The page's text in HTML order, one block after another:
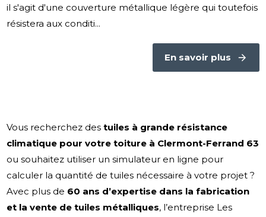
il s'agit d'une couverture métallique légère qui toutefois
résistera aux conditi...
En savoir plus
Vous recherchez destuiles à grande résistance
climatique pour votre toiture à Clermont-Ferrand 63
ou souhaitez utiliser un simulateur en ligne pour
calculer la quantité de tuiles nécessaire à votre projet ?
Avec plus de 60 ans d’expertise dans la fabrication
et la vente de tuiles métalliques, l’entreprise Les